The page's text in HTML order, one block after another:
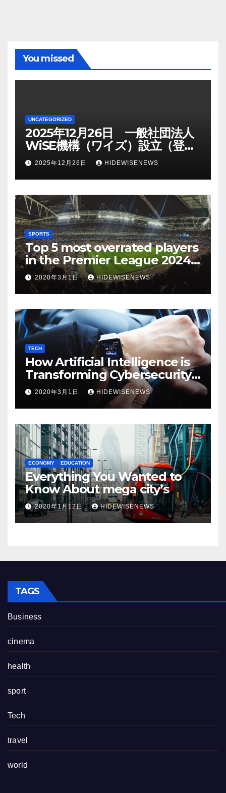
You missed
UNCATEGORIZED
2025年12月26日 一般社団法人
WiSE機構（ワイズ）設立（登記
日）
2025年12月26日 HIDEWISENEWS
SPORTS
Top 5 most overrated players
in the Premier League 2024-
252020年3月1日 HIDEWISENEWS
TECH
How Artificial Intelligence is
Transforming Cybersecurity
in 2025
2020年3月1日 HIDEWISENEWS
ECONOMY EDUCATION
Everything You Wanted to
Know About mega city’s
2020年1月12日 HIDEWISENEWS
TAGS
Business
cinema
health
sport
Tech
travel
world